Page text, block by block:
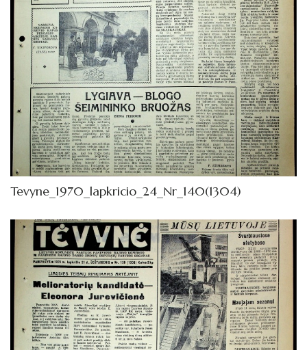
Tevyne_1970_lapkricio_24_Nr_140(1304)